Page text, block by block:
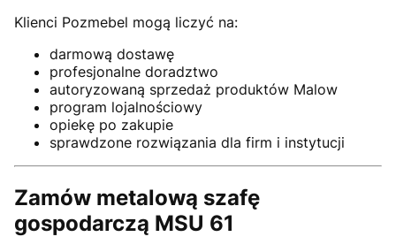
Klienci Pozmebel mogą liczyć na:
darmową dostawę
profesjonalne doradztwo
autoryzowaną sprzedaż produktów Malow
program lojalnościowy
opiekę po zakupie
sprawdzone rozwiązania dla firm i instytucji
Zamów metalową szafę
gospodarczą MSU 61